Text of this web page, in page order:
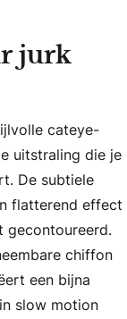
jurk
cateye-
uitstraling die je
De subtiele
flatterend effect
gecontoureerd.
chiffon
een bijna
slow motion